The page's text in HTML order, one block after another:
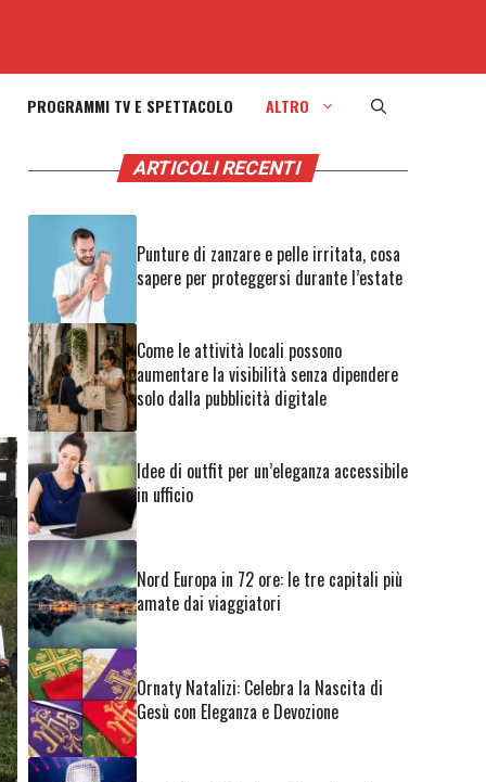
PROGRAMMI TV E SPETTACOLO ALTRO
ARTICOLI RECENTI
Punture di zanzare e pelle irritata, cosa
sapere per proteggersi durante l’estate
Come le attività locali possono
aumentare la visibilità senza dipendere
solo dalla pubblicità digitale
Idee di outfit per un’eleganza accessibile
in ufficio
Nord Europa in 72 ore: le tre capitali più
amate dai viaggiatori
Ornaty Natalizi: Celebra la Nascita di
Gesù con Eleganza e Devozione